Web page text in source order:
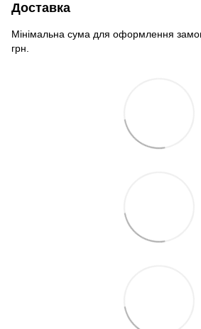
Доставка
Мінімальна сума для оформлення
грн.